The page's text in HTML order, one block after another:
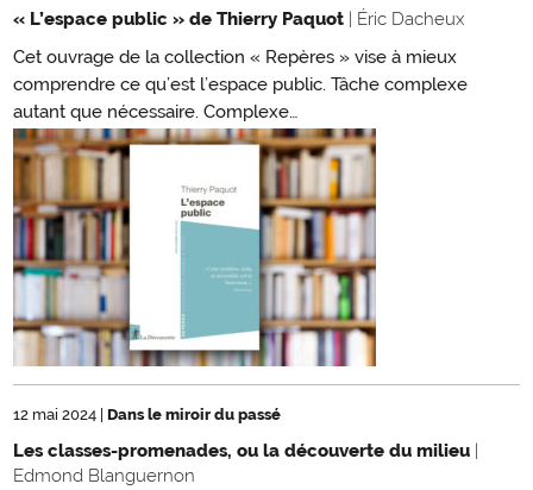
« L’espace public » de Thierry Paquot | Éric Dacheux
Cet ouvrage de la collection « Repères » vise à mieux
comprendre ce qu’est l’espace public. Tâche complexe
autant que nécessaire. Complexe…
12 mai 2024 Dans le miroir du passé
Les classes-promenades, ou la découverte du milieu |
Edmond Blanguernon